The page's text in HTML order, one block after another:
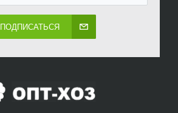
ПОДПИСАТЬСЯ